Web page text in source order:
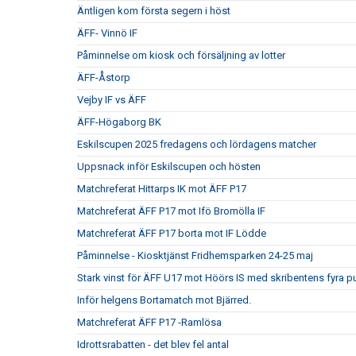
Äntligen kom första segern i höst
ÄFF- Vinnö IF
Påminnelse om kiosk och försäljning av lotter
ÄFF-Åstorp
Vejby IF vs ÄFF
ÄFF-Högaborg BK
Eskilscupen 2025 fredagens och lördagens matcher
Uppsnack inför Eskilscupen och hösten
Matchreferat Hittarps IK mot ÄFF P17
Matchreferat ÄFF P17 mot Ifö Bromölla IF
Matchreferat ÄFF P17 borta mot IF Lödde
Påminnelse - Kiosktjänst Fridhemsparken 24-25 maj
Stark vinst för ÄFF U17 mot Höörs IS med skribentens fyra
Inför helgens Bortamatch mot Bjärred.
Matchreferat ÄFF P17 -Ramlösa
Idrottsrabatten - det blev fel antal